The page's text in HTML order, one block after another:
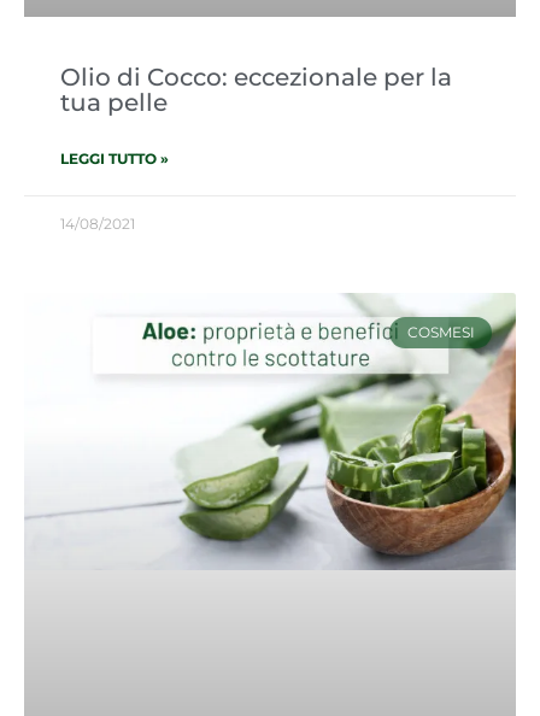
Olio di Cocco: eccezionale per la
tua pelle
LEGGI TUTTO »
14/08/2021
COSMESI